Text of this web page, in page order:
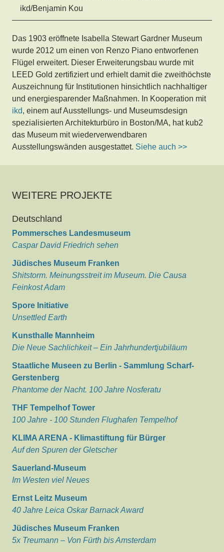
ikd/Benjamin Kou
Das 1903 eröffnete Isabella Stewart Gardner Museum
wurde 2012 um einen von Renzo Piano entworfenen
Flügel erweitert. Dieser Erweiterungsbau wurde mit
LEED Gold zertifiziert und erhielt damit die zweithöchste
Auszeichnung für Institutionen hinsichtlich nachhaltiger
und energiesparender Maßnahmen. In Kooperation mit
ikd, einem auf Ausstellungs- und Museumsdesign
spezialisierten Architekturbüro in Boston/MA, hat kub2
das Museum mit wiederverwendbaren
Ausstellungswänden ausgestattet. Siehe auch >>
WEITERE PROJEKTE
Deutschland
Pommersches Landesmuseum
Caspar David Friedrich sehen
Jüdisches Museum Franken
Shitstorm. Meinungsstreit im Museum. Die Causa
Feinkost Adam
Spore Initiative
Unsettled Earth
Kunsthalle Mannheim
Die Neue Sachlichkeit – Ein Jahrhundertjubiläum
Staatliche Museen zu Berlin - Sammlung Scharf-
Gerstenberg
Phantome der Nacht. 100 Jahre Nosferatu
THF Tempelhof Tower
100 Jahre - 100 Stunden Flughafen Tempelhof
KLIMA ARENA - Klimastiftung für Bürger
Auf den Spuren der Gletscher
Sauerland-Museum
Im Westen viel Neues
Ernst Leitz Museum
40 Jahre Leica Oskar Barnack Award
Jüdisches Museum Franken
5x Treumann – Von Fürth bis Amsterdam